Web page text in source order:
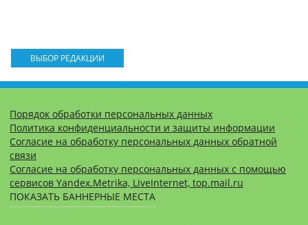
ВЫБОР РЕДАКЦИИ
Порядок обработки персональных данных
Политика конфиденциальности и защиты информации
Согласие на обработку персональных данных обратной
связи
Согласие на обработку персональных данных с помощью
сервисов Yandex.Metrika, LiveInternet, top.mail.ru
ПОКАЗАТЬ БАННЕРНЫЕ МЕСТА